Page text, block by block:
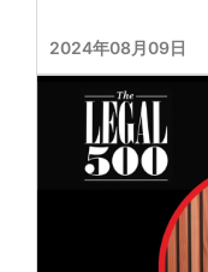
2024年08月09日